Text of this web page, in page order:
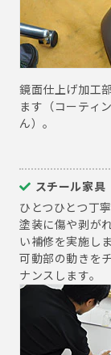
鏡面仕上げ加工
ます（コーティ
ん）。
スチール家具
ひとつひとつ丁
塗装に傷や剥が
い補修を実施しま
可動部の動きを
ナンスします。